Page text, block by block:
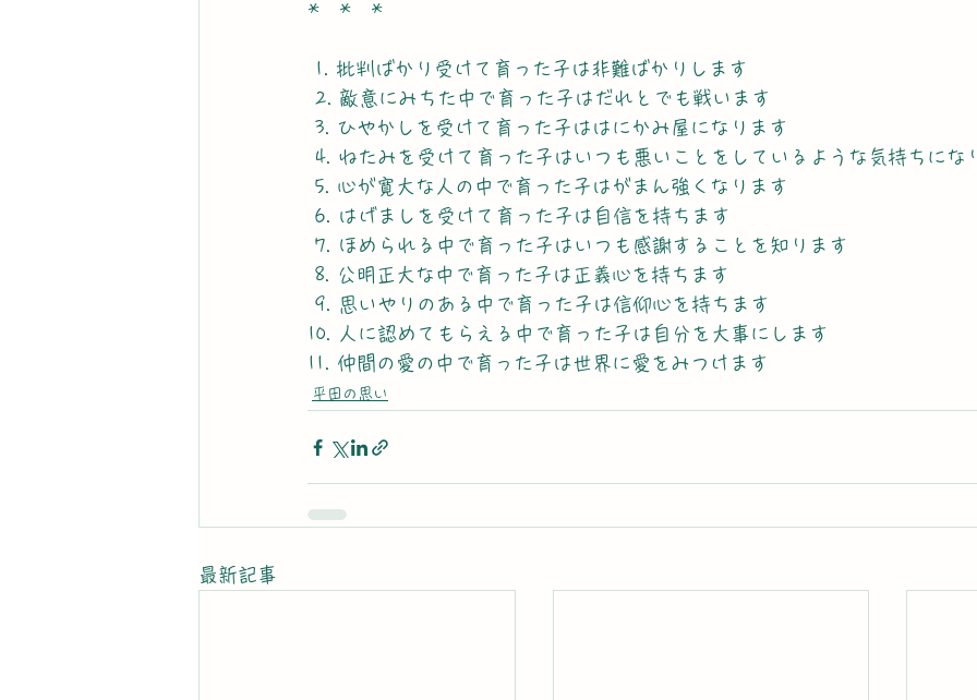
*　*　*
1. 批判ばかり受けて育った子は非難ばかりします
2. 敵意にみちた中で育った子はだれとでも戦います
3. ひやかしを受けて育った子ははにかみ屋になります
4. ねたみを受けて育った子はいつも悪いことをしているような気持ちにな
5. 心が寛大な人の中で育った子はがまん強くなります
6. はげましを受けて育った子は自信を持ちます
7. ほめられる中で育った子はいつも感謝することを知ります
8. 公明正大な中で育った子は正義心を持ちます
9. 思いやりのある中で育った子は信仰心を持ちます
10. 人に認めてもらえる中で育った子は自分を大事にします
11. 仲間の愛の中で育った子は世界に愛をみつけます
平田の思い
最新記事